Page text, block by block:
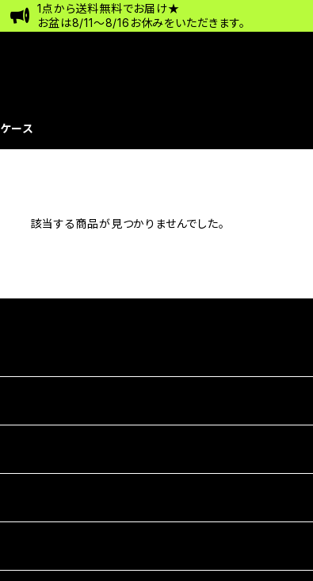
1点から送料無料でお届け★
お盆は8/11〜8/16お休みをいただきます。
ケース
該当する商品が見つかりませんでした。